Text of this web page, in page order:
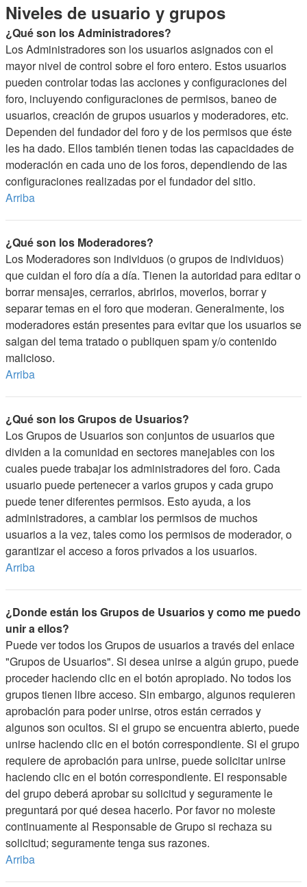
Niveles de usuario y grupos
¿Qué son los Administradores?
Los Administradores son los usuarios asignados con el
mayor nivel de control sobre el foro entero. Estos usuarios
pueden controlar todas las acciones y configuraciones del
foro, incluyendo configuraciones de permisos, baneo de
usuarios, creación de grupos usuarios y moderadores, etc.
Dependen del fundador del foro y de los permisos que éste
les ha dado. Ellos también tienen todas las capacidades de
moderación en cada uno de los foros, dependiendo de las
configuraciones realizadas por el fundador del sitio.
Arriba
¿Qué son los Moderadores?
Los Moderadores son individuos (o grupos de individuos)
que cuidan el foro día a día. Tienen la autoridad para editar o
borrar mensajes, cerrarlos, abrirlos, moverlos, borrar y
separar temas en el foro que moderan. Generalmente, los
moderadores están presentes para evitar que los usuarios se
salgan del tema tratado o publiquen spam y/o contenido
malicioso.
Arriba
¿Qué son los Grupos de Usuarios?
Los Grupos de Usuarios son conjuntos de usuarios que
dividen a la comunidad en sectores manejables con los
cuales puede trabajar los administradores del foro. Cada
usuario puede pertenecer a varios grupos y cada grupo
puede tener diferentes permisos. Esto ayuda, a los
administradores, a cambiar los permisos de muchos
usuarios a la vez, tales como los permisos de moderador, o
garantizar el acceso a foros privados a los usuarios.
Arriba
¿Donde están los Grupos de Usuarios y como me puedo
unir a ellos?
Puede ver todos los Grupos de usuarios a través del enlace
"Grupos de Usuarios". Si desea unirse a algún grupo, puede
proceder haciendo clic en el botón apropiado. No todos los
grupos tienen libre acceso. Sin embargo, algunos requieren
aprobación para poder unirse, otros están cerrados y
algunos son ocultos. Si el grupo se encuentra abierto, puede
unirse haciendo clic en el botón correspondiente. Si el grupo
requiere de aprobación para unirse, puede solicitar unirse
haciendo clic en el botón correspondiente. El responsable
del grupo deberá aprobar su solicitud y seguramente le
preguntará por qué desea hacerlo. Por favor no moleste
continuamente al Responsable de Grupo si rechaza su
solicitud; seguramente tenga sus razones.
Arriba